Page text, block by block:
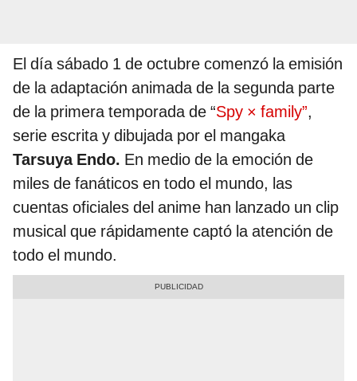
El día sábado 1 de octubre comenzó la emisión
de la adaptación animada de la segunda parte
de la primera temporada de “Spy × family”,
serie escrita y dibujada por el mangaka
Tarsuya Endo. En medio de la emoción de
miles de fanáticos en todo el mundo, las
cuentas oficiales del anime han lanzado un clip
musical que rápidamente captó la atención de
todo el mundo.